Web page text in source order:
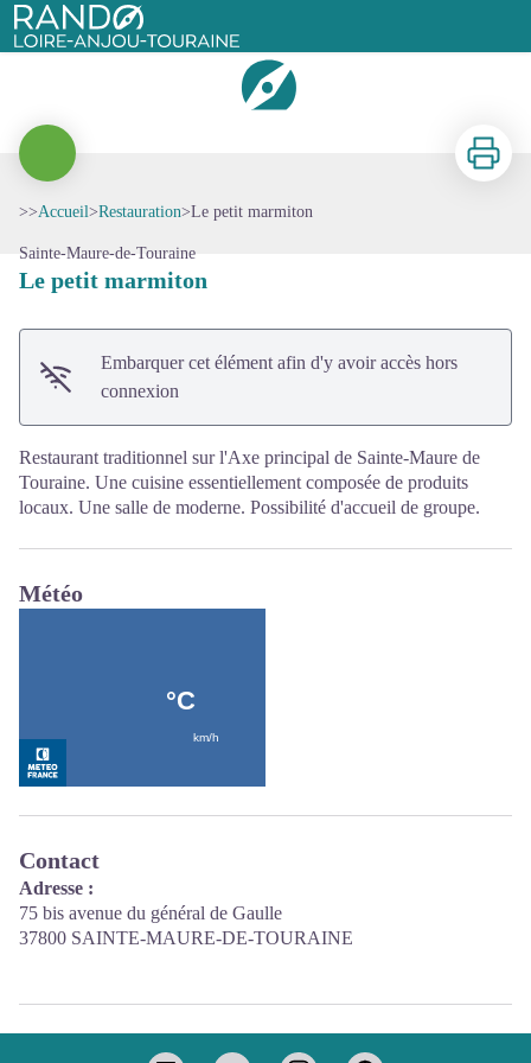
Rando Loire-Anjou-Touraine
Le petit marmiton
Voir l'image en plein écran
Imprimer
>>Accueil>Restauration>Le petit marmiton
Sainte-Maure-de-Touraine
Le petit marmiton
Embarquer cet élément afin d'y avoir accès hors
connexion
Restaurant traditionnel sur l'Axe principal de Sainte-Maure de
Touraine. Une cuisine essentiellement composée de produits
locaux. Une salle de moderne. Possibilité d'accueil de groupe.
Météo
Contact
Adresse :
75 bis avenue du général de Gaulle
37800 SAINTE-MAURE-DE-TOURAINE